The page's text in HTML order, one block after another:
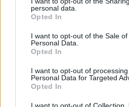
grant or deny consent to Google
use your data for below specified
consent section.
personal data.
Opted In
I want to opt-out of the Sale of
Personal Data.
Opted In
I want to opt-out of
Personal Data for Targeted
Opted In
magának kéri vissza, hanem